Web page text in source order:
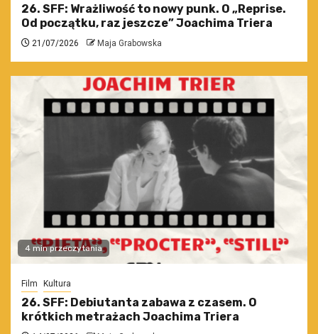
26. SFF: Wrażliwość to nowy punk. O „Reprise.
Od początku, raz jeszcze” Joachima Triera
21/07/2026 Maja Grabowska
4 min przeczytania
Film Kultura
26. SFF: Debiutanta zabawa z czasem. O
krótkich metrażach Joachima Triera